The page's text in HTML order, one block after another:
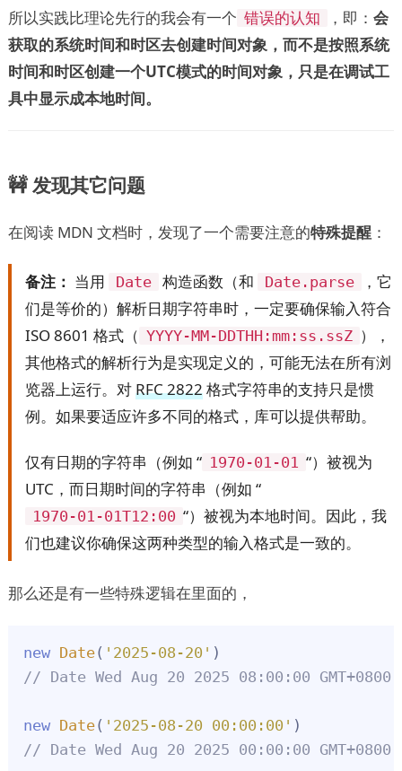
所以实践比理论先行的我会有一个 错误的认知 ，即： 会
获取的系统时间和时区去创建时间对象，而不是按照系统
时间和时区创建一个UTC模式的时间对象，只是在调试工
具中显示成本地时间。
🚧 发现其它问题
在阅读 MDN 文档时，发现了一个需要注意的特殊提醒：
备注： 当用 Date 构造函数（和 Date.parse
，它
们是等价的）解析日期字符串时，一定要确保输入符合
ISO 8601 格式（ YYYY-MM-DDTHH:mm:ss.ssZ ），
其他格式的解析行为是实现定义的，可能无法在所有浏
览器上运行。对RFC 2822格式字符串的支持只是惯
例。如果要适应许多不同的格式，库可以提供帮助。
仅有日期的字符串（例如 “ 1970-01-01 “）被视为
UTC，而日期时间的字符串（例如 “
1970-01-01T12:00 “）被视为本地时间。因此，我
们也建议你确保这两种类型的输入格式是一致的。
那么还是有一些特殊逻辑在里面的，
new Date( '2025-08-20'
// Date Wed Aug 20 2025 08:00:00 GMT+0800
new Date( '2025-08-20 00:00:00'
// Date Wed Aug 20 2025 00:00:00 GMT+0800